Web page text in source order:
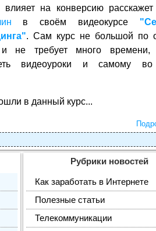
на конверсию расскажет
в своём видеокурсе
. Сам курс не большой по
не требует много времени,
видеоуроки и самому
в данный курс...
Рубрики новостей
Как заработать в Интернете
Полезные статьи
Телекоммуникации